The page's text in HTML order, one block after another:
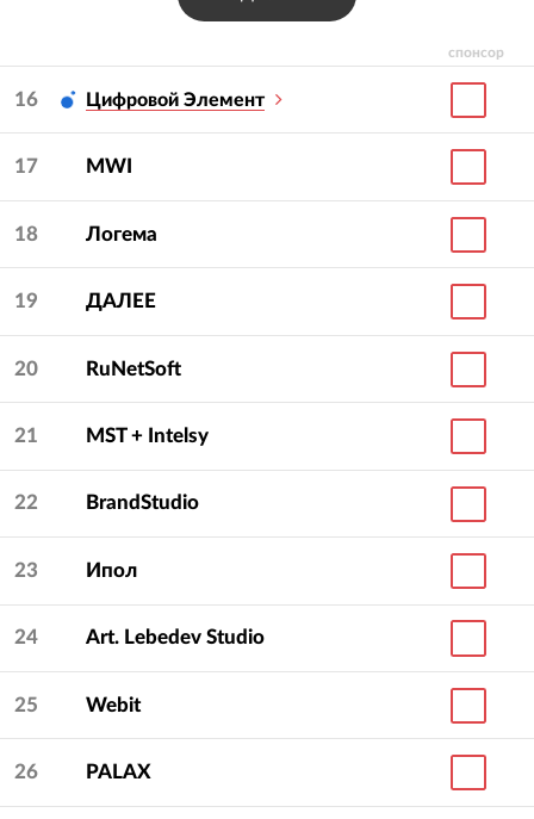
спонсор
16 Цифровой Элемент
17 MWI
18 Логема
19 ДАЛЕЕ
20 RuNetSoft
21 MST + Intelsy
22 BrandStudio
23 Ипол
24 Art. Lebedev Studio
25 Webit
26 PALAX